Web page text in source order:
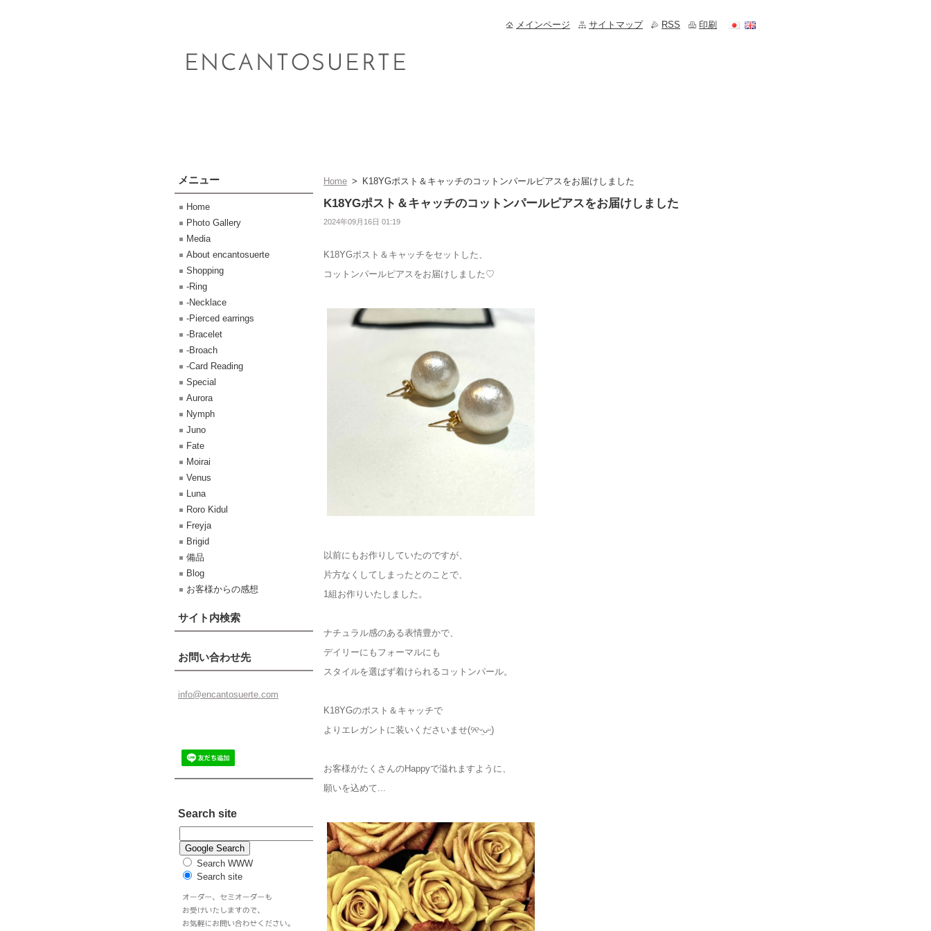
Home > K18YGポスト＆キャッチのコットンパールピアスをお届けしました
K18YGポスト＆キャッチのコットンパールピアスをお届けしました
2024年09月16日 01:19
K18YGポスト＆キャッチをセットした、
コットンパールピアスをお届けしました♡
以前にもお作りしていたのですが、
片方なくしてしまったとのことで、
1組お作りいたしました。
ナチュラル感のある表情豊かで、
デイリーにもフォーマルにも
スタイルを選ばず着けられるコットンパール。
K18YGのポスト＆キャッチで
よりエレガントに装いくださいませ(୨୧ᵕ̤ᴗᵕ̤)
お客様がたくさんのHappyで溢れますように、
願いを込めて...
メニュー
Home
Photo Gallery
Media
About encantosuerte
Shopping
-Ring
-Necklace
-Pierced earrings
-Bracelet
-Broach
-Card Reading
Special
Aurora
Nymph
Juno
Fate
Moirai
Venus
Luna
Roro Kidul
Freyja
Brigid
備品
Blog
お客様からの感想
サイト内検索
お問い合わせ先
info@encantosuerte.com
Search site
Search WWW
Search site
メインページ サイトマップ RSS 印刷